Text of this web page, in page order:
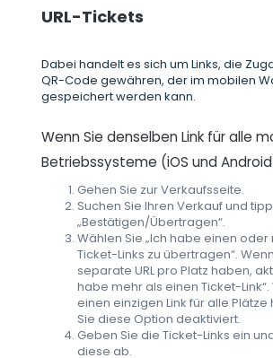
URL-Tickets
Dabei handelt es sich um Links, die
QR-Code gewähren, der im mobilen
gespeichert werden kann.
Wenn Sie denselben Link für alle
Betriebssysteme (iOS und
Gehen Sie zur Verkaufsseite.
Suchen Sie Ihren Verkauf und
„Bestätigen/Übertragen“.
Wählen Sie „Ich habe einen
Ticket-Links zu übertragen“.
separate URL pro Platz haben,
habe mehr als einen Ticket-Link“.
einen einzigen Link für alle
Sie diese Option deaktiviert.
Geben Sie die Ticket-Links ein
diese ab.